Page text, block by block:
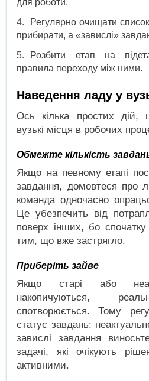
для роботи.
Регулярно очищати
прибирати, а «завислі»
Розбити етап на
правила переходу між ними.
Наведення ладу у
Ось кілька простих дій,
вузькі місця в робочих
Обмежте кількість
Якщо на певному етапі
завдання, домовтеся про
команда одночасно
Це убезпечить від
поверх інших, бо
тим, що вже застрягло.
Приберіть зайве
Якщо старі або
накопичуються,
спотворюється. Тому
статус завдань:
завислі завдання
задачі, які очікують
активними.